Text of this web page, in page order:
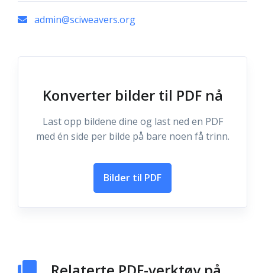
admin@sciweavers.org
Konverter bilder til PDF nå
Last opp bildene dine og last ned en PDF
med én side per bilde på bare noen få trinn.
Bilder til PDF